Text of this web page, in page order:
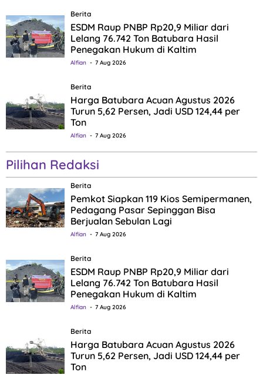
Berita
ESDM Raup PNBP Rp20,9 Miliar dari
Lelang 76.742 Ton Batubara Hasil
Penegakan Hukum di Kaltim
Alfian 7 Aug 2026
Berita
Harga Batubara Acuan Agustus 2026
Turun 5,62 Persen, Jadi USD 124,44 per
Ton
Alfian 7 Aug 2026
Pilihan Redaksi
Berita
Pemkot Siapkan 119 Kios Semipermanen,
Pedagang Pasar Sepinggan Bisa
Berjualan Sebulan Lagi
Alfian 7 Aug 2026
Berita
ESDM Raup PNBP Rp20,9 Miliar dari
Lelang 76.742 Ton Batubara Hasil
Penegakan Hukum di Kaltim
Alfian 7 Aug 2026
Berita
Harga Batubara Acuan Agustus 2026
Turun 5,62 Persen, Jadi USD 124,44 per
Ton